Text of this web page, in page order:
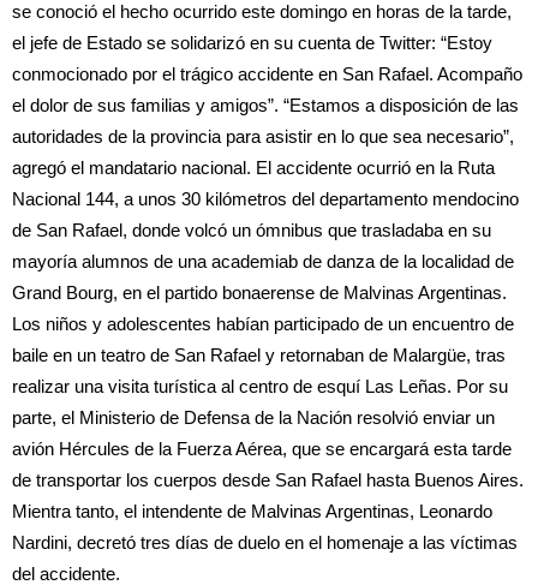
se conoció el hecho ocurrido este domingo en horas de la tarde,
el jefe de Estado se solidarizó en su cuenta de Twitter: “Estoy
conmocionado por el trágico accidente en San Rafael. Acompaño
el dolor de sus familias y amigos”. “Estamos a disposición de las
autoridades de la provincia para asistir en lo que sea necesario”,
agregó el mandatario nacional. El accidente ocurrió en la Ruta
Nacional 144, a unos 30 kilómetros del departamento mendocino
de San Rafael, donde volcó un ómnibus que trasladaba en su
mayoría alumnos de una academiab de danza de la localidad de
Grand Bourg, en el partido bonaerense de Malvinas Argentinas.
Los niños y adolescentes habían participado de un encuentro de
baile en un teatro de San Rafael y retornaban de Malargüe, tras
realizar una visita turística al centro de esquí Las Leñas. Por su
parte, el Ministerio de Defensa de la Nación resolvió enviar un
avión Hércules de la Fuerza Aérea, que se encargará esta tarde
de transportar los cuerpos desde San Rafael hasta Buenos Aires.
Mientra tanto, el intendente de Malvinas Argentinas, Leonardo
Nardini, decretó tres días de duelo en el homenaje a las víctimas
del accidente.